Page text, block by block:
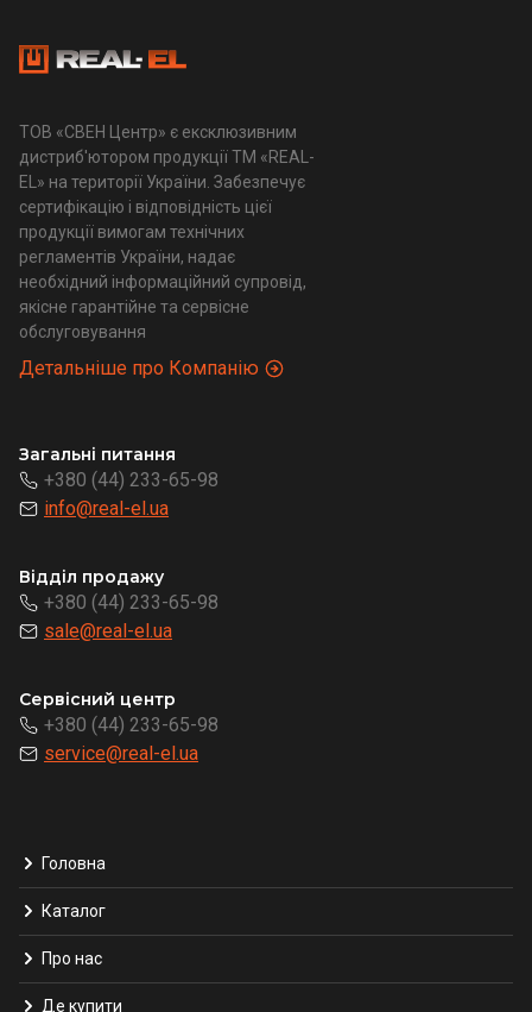
ТОВ «СВЕН Центр» є ексклюзивним
дистриб'ютором продукції ТМ «REAL-
EL» на території України. Забезпечує
сертифікацію і відповідність цієї
продукції вимогам технічних
регламентів України, надає
необхідний інформаційний супровід,
якісне гарантійне та сервісне
обслуговування
Детальніше про Компанію
Загальні питання
+380 (44) 233-65-98
info@real-el.ua
Відділ продажу
+380 (44) 233-65-98
sale@real-el.ua
Сервісний центр
+380 (44) 233-65-98
service@real-el.ua
Головна
Каталог
Про нас
Де купити